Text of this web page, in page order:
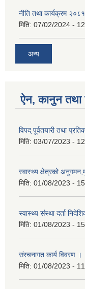
नीति तथा कार्यक्रम
मिति: 07/02/2024 -
अन्य
ऐन, कानुन तथा
विपद् पूर्वतयारी तथा
मिति: 03/07/2023 -
स्वास्थ्य क्षेत्रको
मिति: 01/08/2023 -
स्वास्थ्य स‌ंस्था दर्ता
मिति: 01/08/2023 -
स‌ंरचनागत कार्य विवरण ।
मिति: 01/08/2023 -